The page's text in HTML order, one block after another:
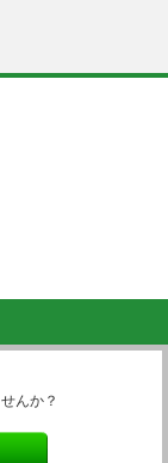
んか？